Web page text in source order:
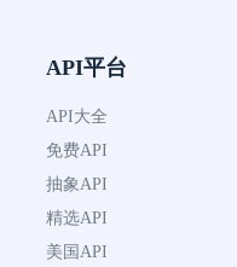
API平台
API大全
免费API
抽象API
精选API
美国API